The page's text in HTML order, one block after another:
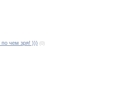
по чем зря! ))) (0)